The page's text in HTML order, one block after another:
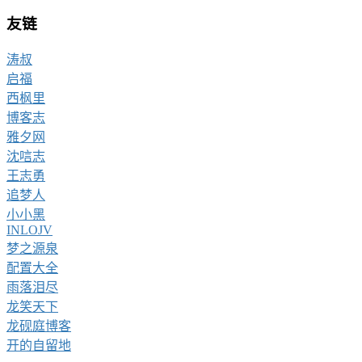
友链
涛叔
启福
西枫里
博客志
雅夕网
沈唁志
王志勇
追梦人
小小黑
INLOJV
梦之源泉
配置大全
雨落泪尽
龙笑天下
龙砚庭博客
开的自留地